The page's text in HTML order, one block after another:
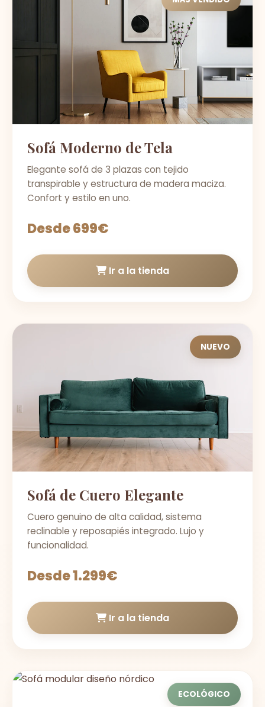
Sofá Moderno de Tela
Elegante sofá de 3 plazas con tejido
transpirable y estructura de madera maciza.
Confort y estilo en uno.
Desde 699€
Ir a la tienda
NUEVO
Sofá de Cuero Elegante
Cuero genuino de alta calidad, sistema
reclinable y reposapiés integrado. Lujo y
funcionalidad.
Desde 1.299€
Ir a la tienda
ECOLÓGICO